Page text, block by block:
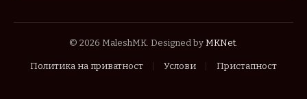
© 2026 MaleshMK. Designed by MKNet.
Политика на приватност Услови Пристапност